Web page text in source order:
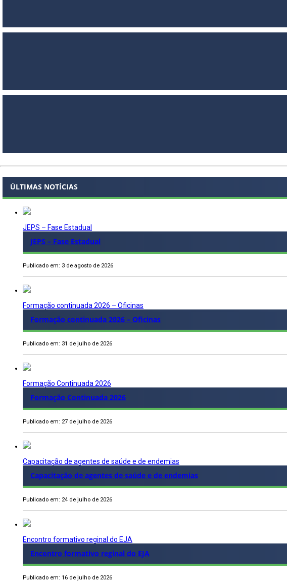
ÚLTIMAS NOTÍCIAS
JEPS – Fase Estadual
JEPS – Fase Estadual
Publicado em: 3 de agosto de 2026
Formação continuada 2026 – Oficinas
Formação continuada 2026 – Oficinas
Publicado em: 31 de julho de 2026
Formação Continuada 2026
Formação Continuada 2026
Publicado em: 27 de julho de 2026
Capacitação de agentes de saúde e de endemias
Capacitação de agentes de saúde e de endemias
Publicado em: 24 de julho de 2026
Encontro formativo reginal do EJA
Encontro formativo reginal do EJA
Publicado em: 16 de julho de 2026